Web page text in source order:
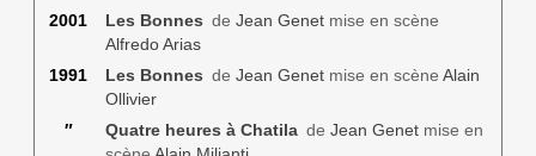
2001
Les Bonnes de Jean Genetmise en scène
Alfredo Arias
1991
Les Bonnes de Jean Genetmise en scène Alain
Ollivier
″
Quatre heures à Chatilade Jean Genetmise en